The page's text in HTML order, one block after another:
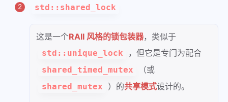
std::shared_lock
这是一个RAII 风格的锁包装器，类似于
std::unique_lock ，但它是专门为配合
shared_timed_mutex （或
shared_mutex ）的共享模式设计的。